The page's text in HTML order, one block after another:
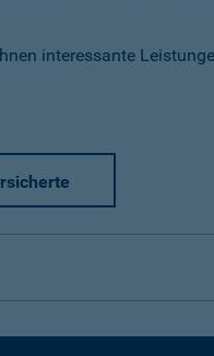
interessante